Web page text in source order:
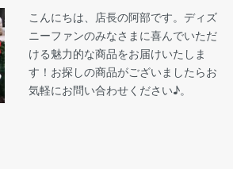
こんにちは、店長の阿部です。ディズ
ニーファンのみなさまに喜んでいただ
ける魅力的な商品をお届けいたしま
す！お探しの商品がございましたらお
気軽にお問い合わせください♪。